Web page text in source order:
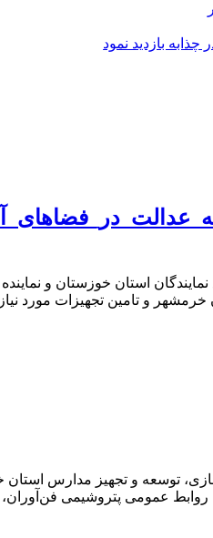
بازدید نمود
استان خوزستان و
توسعه و تجهیز مدارس
روابط عمومی پتروشیمی